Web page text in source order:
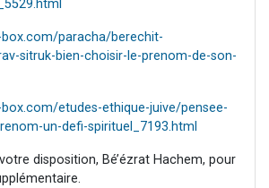
paracha/berechit-
sitruk-bien-choisir-le-prenom-de-son-
etudes-ethique-juive/pensee-
un-defi-spirituel_7193.html
disposition, Bé’ézrat Hachem, pour